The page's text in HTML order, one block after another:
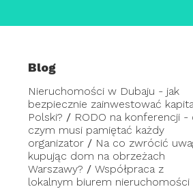
Blog
Nieruchomości w Dubaju - jak
bezpiecznie zainwestować
Polski? / RODO na konferencji -
czym musi pamiętać każdy
organizator / Na co zwrócić
kupując dom na obrzeżach
Warszawy? / Współpraca z
lokalnym biurem nieruchomości